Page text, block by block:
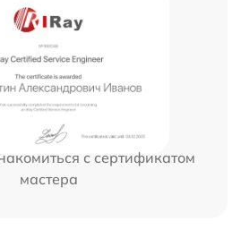
с сертификатом
мастера